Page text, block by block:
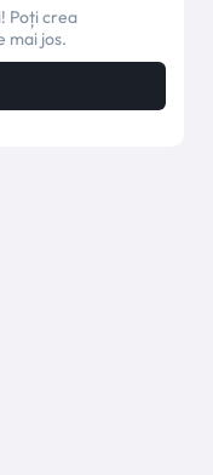
Poți crea
mai jos.